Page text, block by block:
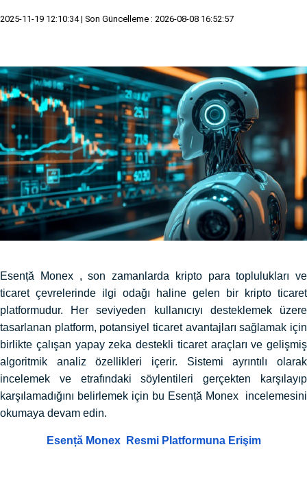
2025-11-19 12:10:34 | Son Güncelleme : 2026-08-08 16:52:57
Esență Monex , son zamanlarda kripto para toplulukları ve
ticaret çevrelerinde ilgi odağı haline gelen bir kripto ticaret
platformudur. Her seviyeden kullanıcıyı desteklemek üzere
tasarlanan platform, potansiyel ticaret avantajları sağlamak için
birlikte çalışan yapay zeka destekli ticaret araçları ve gelişmiş
algoritmik analiz özellikleri içerir. Sistemi ayrıntılı olarak
incelemek ve etrafındaki söylentileri gerçekten karşılayıp
karşılamadığını belirlemek için bu Esență Monex incelemesini
okumaya devam edin.
Esență Monex Resmi Platformuna Erişim